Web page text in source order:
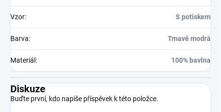
Vzor: S potiskem
Barva: Tmavě modrá
Materiál : 100% bavlna
Diskuze
Buďte první, kdo napíše příspěvek k této položce.